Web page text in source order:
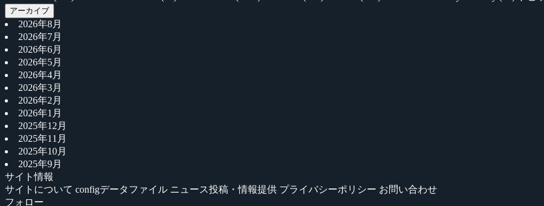
アーカイブ
2026年8月
2026年7月
2026年6月
2026年5月
2026年4月
2026年3月
2026年2月
2026年1月
2025年12月
2025年11月
2025年10月
2025年9月
サイト情報
サイトについて configデータファイル ニュース投稿・情報提供 プライバシーポリシー お問い合わせ
フォロー